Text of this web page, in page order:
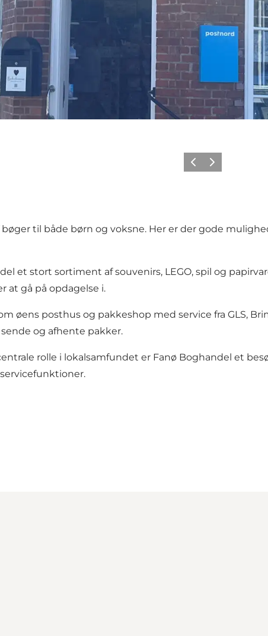
ForrigeNæste
til både børn og voksne. Her er der gode
et stort sortiment af souvenirs, LEGO, spil og
at gå på opdagelse i.
øens posthus og pakkeshop med service fra GLS,
og afhente pakker.
rolle i lokalsamfundet er Fanø Boghandel et